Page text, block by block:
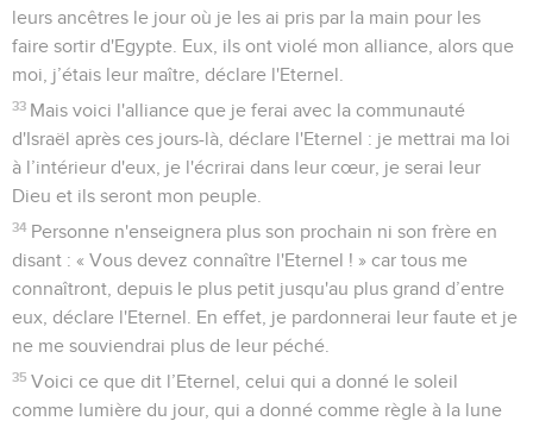
leurs ancêtres le jour où je les ai pris par la main pour les
faire sortir d'Egypte. Eux, ils ont violé mon alliance, alors que
moi, j’étais leur maître, déclare l'Eternel.
33 Mais voici l'alliance que je ferai avec la communauté
d'Israël après ces jours-là, déclare l'Eternel : je mettrai ma loi
à l’intérieur d'eux, je l'écrirai dans leur cœur, je serai leur
Dieu et ils seront mon peuple.
34 Personne n'enseignera plus son prochain ni son frère en
disant : « Vous devez connaître l'Eternel ! » car tous me
connaîtront, depuis le plus petit jusqu'au plus grand d’entre
eux, déclare l'Eternel. En effet, je pardonnerai leur faute et je
ne me souviendrai plus de leur péché.
35 Voici ce que dit l’Eternel, celui qui a donné le soleil
comme lumière du jour, qui a donné comme règle à la lune